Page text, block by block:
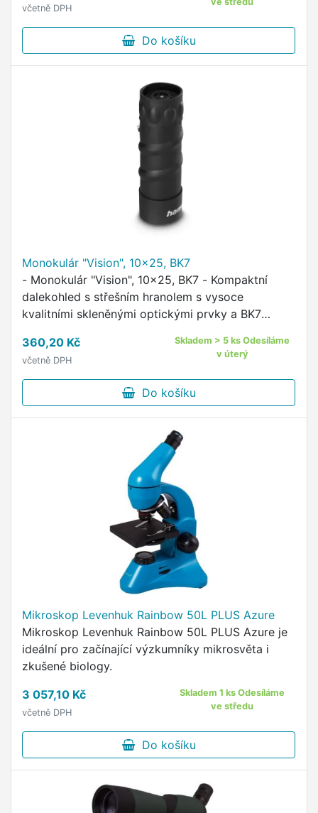
včetně DPH
Do košíku
Monokulár "Vision", 10x25, BK7
- Monokulár "Vision", 10x25, BK7 - Kompaktní
dalekohled s střešním hranolem s vysoce
kvalitními skleněnými optickými prvky a BK7
extrémních situacích …
360,20 Kč
včetně DPH
Skladem > 5 ks Odesíláme
v úterý
Do košíku
Mikroskop Levenhuk Rainbow 50L PLUS Azure
Mikroskop Levenhuk Rainbow 50L PLUS Azure je
ideální pro začínající výzkumníky mikrosvěta i
zkušené biology.
3 057,10 Kč
včetně DPH
Skladem 1 ks Odesíláme
ve středu
Do košíku